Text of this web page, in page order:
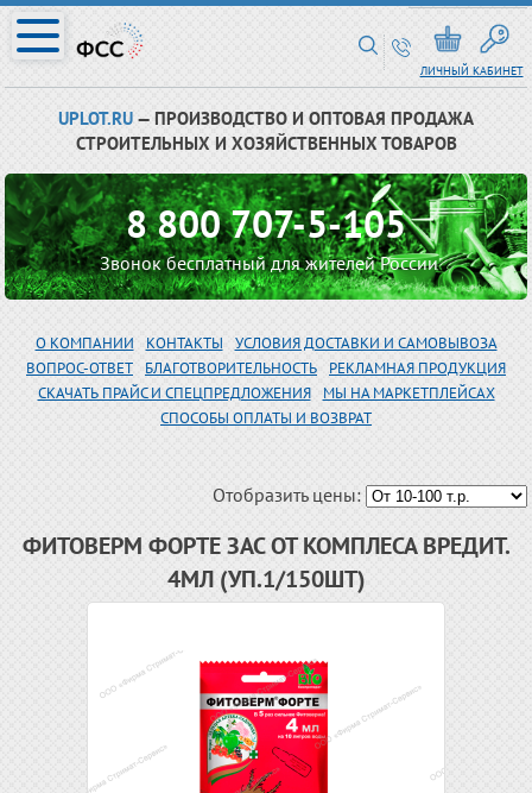
ЛИЧНЫЙ КАБИНЕТ
UPLOT.RU — ПРОИЗВОДСТВО И ОПТОВАЯ ПРОДАЖА
СТРОИТЕЛЬНЫХ И ХОЗЯЙСТВЕННЫХ ТОВАРОВ
8 800 707-5-105
Звонок бесплатный для жителей России
О КОМПАНИИ КОНТАКТЫ
УСЛОВИЯ ДОСТАВКИ И САМОВЫВОЗА
ВОПРОС-ОТВЕТ
БЛАГОТВОРИТЕЛЬНОСТЬ
РЕКЛАМНАЯ ПРОДУКЦИЯ
СКАЧАТЬ ПРАЙС И СПЕЦПРЕДЛОЖЕНИЯ
МЫ НА МАРКЕТПЛЕЙСАХ
СПОСОБЫ ОПЛАТЫ И ВОЗВРАТ
Отобразить цены:
ФИТОВЕРМ ФОРТЕ ЗАС ОТ КОМПЛЕСА ВРЕДИТ.
4МЛ (УП.1/150ШТ)